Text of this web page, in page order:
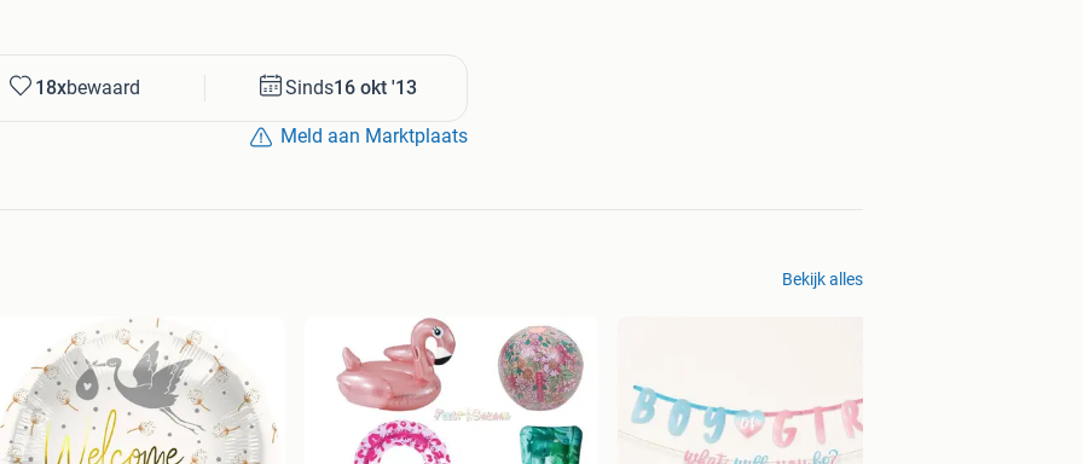
18xbewaard Sinds16 okt '13
Meld aan Marktplaats
Bekijk alles